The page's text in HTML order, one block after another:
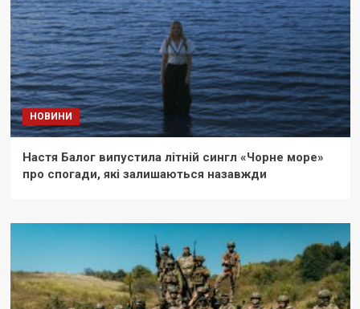
НОВИНИ
Настя Балог випустила літній сингл «Чорне море»
про спогади, які залишаються назавжди